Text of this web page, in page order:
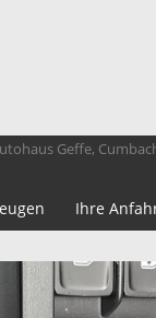
Geffe,
Ihre